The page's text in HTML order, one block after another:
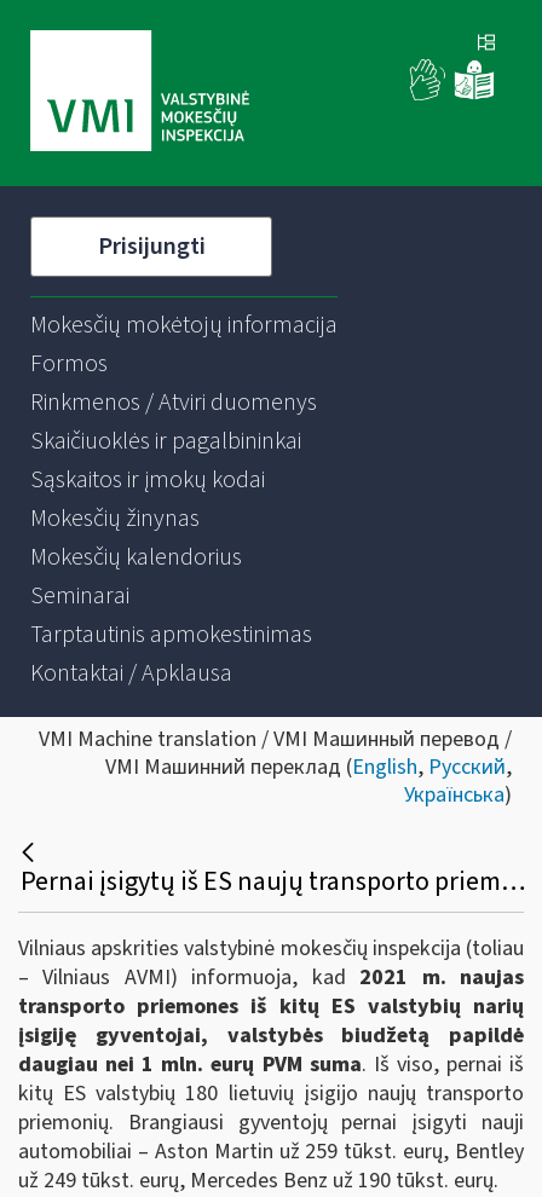
Prisijungti
Mokesčių mokėtojų informacija
Formos
Rinkmenos / Atviri duomenys
Skaičiuoklės ir pagalbininkai
Sąskaitos ir įmokų kodai
Mokesčių žinynas
Mokesčių kalendorius
Seminarai
Tarptautinis apmokestinimas
Kontaktai / Apklausa
VMI Machine translation / VMI Машинный перевод /
VMI Машинний переклад (English, Русский,
Українська)
Pernai įsigytų iš ES naujų transporto priemonių savininkai valstybės biudžetą papildė daugiau nei 1 mln. eurų PVM
Vilniaus apskrities valstybinė mokesčių inspekcija (toliau
– Vilniaus AVMI) informuoja, kad 2021 m. naujas
transporto priemones iš kitų ES valstybių narių
įsigiję gyventojai, valstybės biudžetą papildė
daugiau nei 1 mln. eurų PVM suma. Iš viso, pernai iš
kitų ES valstybių 180 lietuvių įsigijo naujų transporto
priemonių. Brangiausi gyventojų pernai įsigyti nauji
automobiliai – Aston Martin už 259 tūkst. eurų, Bentley
už 249 tūkst. eurų, Mercedes Benz už 190 tūkst. eurų.